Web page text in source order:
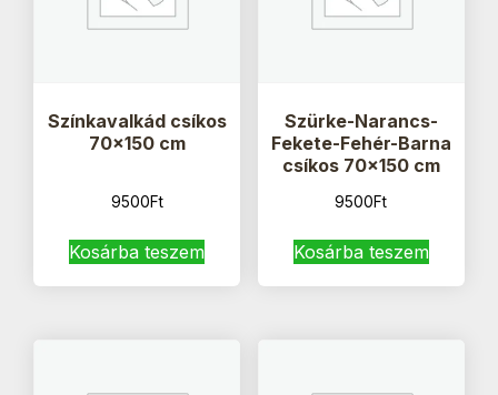
Színkavalkád csíkos
70×150 cm
9500Ft
Kosárba teszem
Szürke-Narancs-
Fekete-Fehér-Barna
csíkos 70×150 cm
9500Ft
Kosárba teszem